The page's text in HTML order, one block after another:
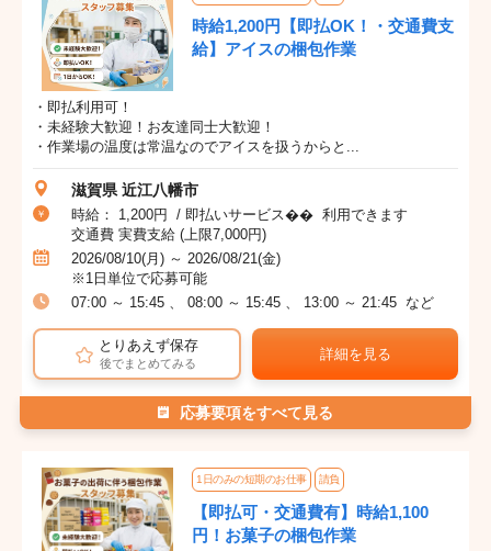
時給1,200円【即払OK！・交通費支
給】アイスの梱包作業
・即払利用可！
・未経験大歓迎！お友達同士大歓迎！
・作業場の温度は常温なのでアイスを扱うからと...
滋賀県 近江八幡市
時給： 1,200円 / 即払いサービス�� 利用できます
交通費 実費支給 (上限7,000円)
2026/08/10(月) ～ 2026/08/21(金)
※1日単位で応募可能
07:00 ～ 15:45 、 08:00 ～ 15:45 、 13:00 ～ 21:45 など
とりあえず保存
後でまとめてみる
詳細を見る
応募要項をすべて見る
1日のみの短期のお仕事 請負
【即払可・交通費有】時給1,100
円！お菓子の梱包作業